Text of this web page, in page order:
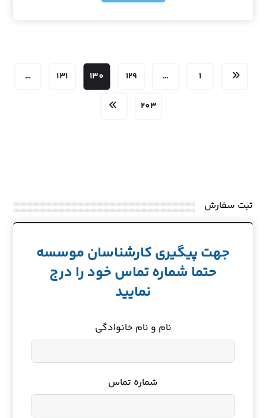
1
…
129
130
131
…
203
ثبت سفارش
جهت پیگیری کارشناسان موسسه
حتما شماره تماس خود را درج
نمایید
نام و نام خانوادگی
شماره تماس